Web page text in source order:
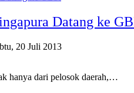
Datang ke
20 Juli 2013
hanya dari pelosok daerah,…